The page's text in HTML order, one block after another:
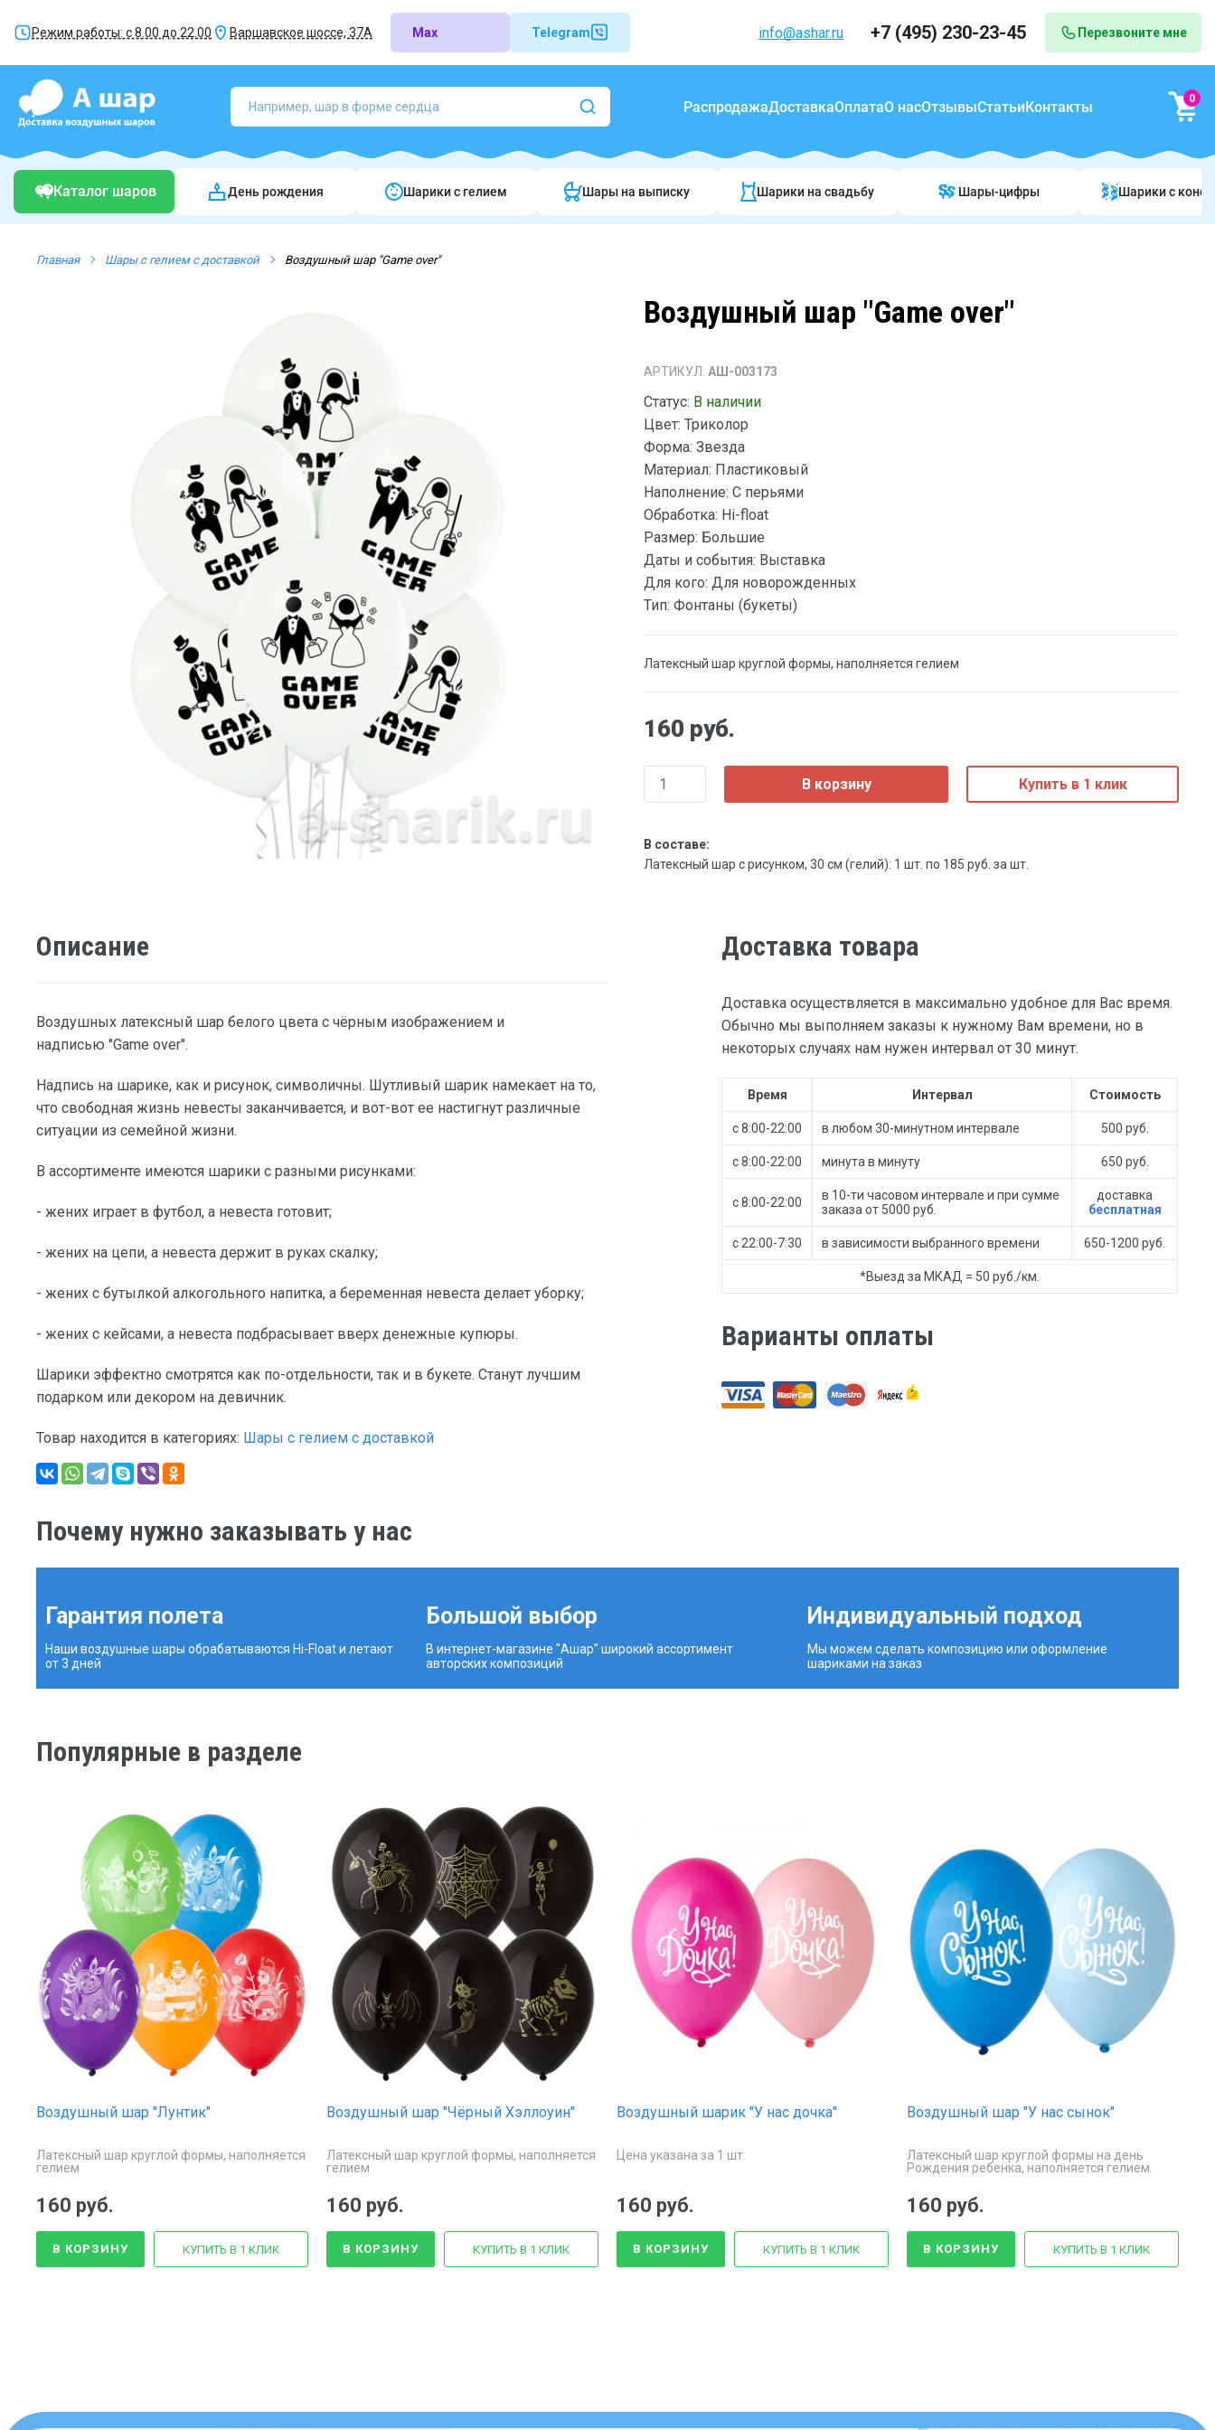
Режим работы: с 8.00 до 22.00 Варшавское шоссе, 37А Max Telegram info@ashar.ru +7 (495) 230-23-45 Перезвоните мне
РаспродажаДоставкаОплатаО насОтзывыСтатьиКонтакты 0
Каталог шаров День рождения Шарики c гелием Шары на выписку Шарики на свадьбу Шары-цифры Шарики c
Главная Шары с гелием с доставкой Воздушный шар "Game over"
Воздушный шар "Game over"
АРТИКУЛ: АШ-003173
Статус: В наличии
Цвет: Триколор
Форма: Звезда
Материал: Пластиковый
Наполнение: С перьями
Обработка: Hi-float
Размер: Большие
Даты и события: Выставка
Для кого: Для новорожденных
Тип: Фонтаны (букеты)
Латексный шар круглой формы, наполняется гелием
160 руб.
В корзину Купить в 1 клик
В составе:
Латексный шар с рисунком, 30 см (гелий): 1 шт. по 185 руб. за шт.
Описание
Воздушных латексный шар белого цвета с чёрным изображением и
надписью "Game over".
Надпись на шарике, как и рисунок, символичны. Шутливый шарик намекает на то,
что свободная жизнь невесты заканчивается, и вот-вот ее настигнут различные
ситуации из семейной жизни.
В ассортименте имеются шарики с разными рисунками:
- жених играет в футбол, а невеста готовит;
- жених на цепи, а невеста держит в руках скалку;
- жених с бутылкой алкогольного напитка, а беременная невеста делает уборку;
- жених с кейсами, а невеста подбрасывает вверх денежные купюры.
Шарики эффектно смотрятся как по-отдельности, так и в букете. Станут лучшим
подарком или декором на девичник.
Товар находится в категориях: Шары с гелием с доставкой
Доставка товара
Доставка осуществляется в максимально удобное для Вас время.
Обычно мы выполняем заказы к нужному Вам времени, но в
некоторых случаях нам нужен интервал от 30 минут.
Время Интервал Стоимость
с 8:00-22:00 в любом 30-минутном интервале 500 руб.
с 8:00-22:00 минута в минуту 650 руб.
с 8:00-22:00
в 10-ти часовом интервале и при сумме
заказа от 5000 руб.
доставка
бесплатная
с 22:00-7:30 в зависимости выбранного времени 650-1200 руб.
*Выезд за МКАД = 50 руб./км.
Варианты оплаты
Почему нужно заказывать у нас
Гарантия полета
Наши воздушные шары обрабатываются Hi-Float и летают
от 3 дней
Большой выбор
В интернет-магазине "Ашар" широкий ассортимент
авторских композиций
Индивидуальный подход
Мы можем сделать композицию или оформление
шариками на заказ
Популярные в разделе
Воздушный шар "Лунтик"
Латексный шар круглой формы, наполняется
гелием
160 руб.
В КОРЗИНУ КУПИТЬ В 1 КЛИК
Воздушный шар "Чёрный Хэллоуин"
Латексный шар круглой формы, наполняется
гелием
160 руб.
В КОРЗИНУ КУПИТЬ В 1 КЛИК
Воздушный шарик "У нас дочка"
Цена указана за 1 шт.
160 руб.
В КОРЗИНУ КУПИТЬ В 1 КЛИК
Воздушный шар "У нас сынок"
Латексный шар круглой формы на день
Рождения ребенка, наполняется гелием.
160 руб.
В КОРЗИНУ КУПИТЬ В 1 КЛИК